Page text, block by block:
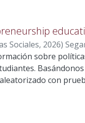
cual se accede a
muestra un
BYD con el 53 %
evidencia que,
posventa, Nammi
de
los principales
el bajo nivel
del público.
orientada a
Sociales, 2026)
sobre
con
la universidad
que se habían